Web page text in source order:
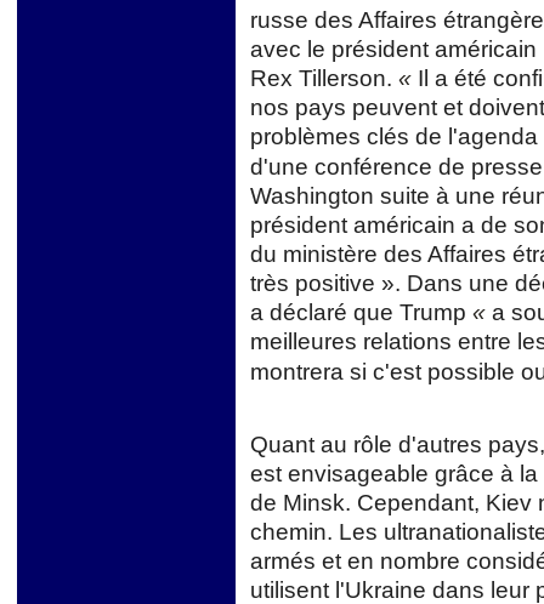
russe des Affaires
avec le président
Rex Tillerson. « Il a été
nos pays peuvent et
problèmes clés de
d'une conférence de
Washington suite à une
président américain a de
du ministère des Affaires
très positive ». Dans une
a déclaré que Trump « a
meilleures relations entre
montrera si c'est possible
Quant au rôle d'autres
est envisageable grâce à
de Minsk. Cependant, Kiev
chemin. Les
armés et en nombre
utilisent l'Ukraine dans leur